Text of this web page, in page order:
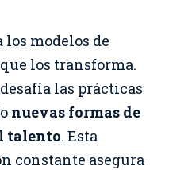
los modelos de
los transforma.
desafía las prácticas
nuevas formas de
talento. Esta
constante asegura